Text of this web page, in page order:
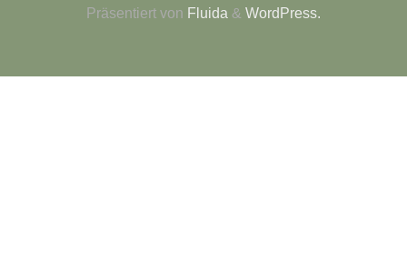
Präsentiert von Fluida & WordPress.